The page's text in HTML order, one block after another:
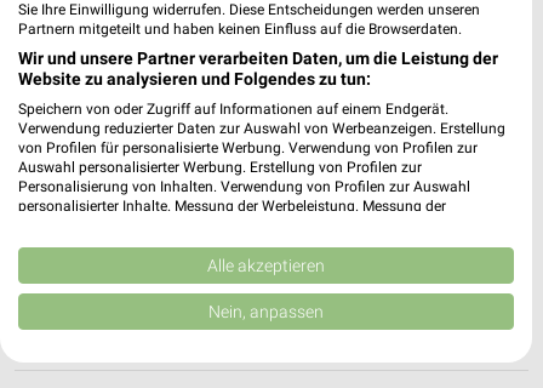
Siegener Str. 210
57223 Kreuztal
Heute
geschlossen
411,50 km
Sonderpreis Baumarkt Langenhahn
56459 Langenhahn
Heute geschlossen
436,00 km • Angebote: 2 Prospekte
Sie Ihre Einwilligung widerrufen. Diese Entscheidungen werden unseren
Partnern mitgeteilt und haben keinen Einfluss auf die Browserdaten.
Wir und unsere Partner verarbeiten Daten, um die Leistung der
Website zu analysieren und Folgendes zu tun:
Speichern von oder Zugriff auf Informationen auf einem Endgerät.
Verwendung reduzierter Daten zur Auswahl von Werbeanzeigen. Erstellung
von Profilen für personalisierte Werbung. Verwendung von Profilen zur
Auswahl personalisierter Werbung. Erstellung von Profilen zur
Personalisierung von Inhalten. Verwendung von Profilen zur Auswahl
personalisierter Inhalte. Messung der Werbeleistung. Messung der
Kombinationen von Daten aus verschiedenen Quellen. Entwicklung und
Verbesserung der Angebote. Verwendung reduzierter Daten zur Auswahl
von Inhalten.
Daten können außerhalb der Europäischen Union weitergegeben und in die
Website/App.
Alle akzeptieren
Nein, anpassen